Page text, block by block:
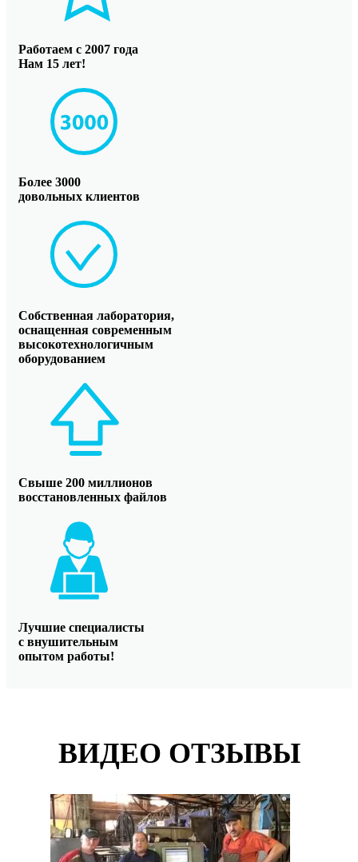
Работаем с 2007 года
Нам 15 лет!
Более 3000
довольных клиентов
Собственная лаборатория,
оснащенная современным
высокотехнологичным
оборудованием
Свыше 200 миллионов
восстановленных файлов
Лучшие специалисты
с внушительным
опытом работы!
ВИДЕО ОТЗЫВЫ